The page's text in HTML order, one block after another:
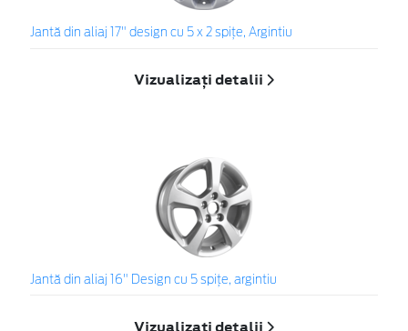
Jantă din aliaj 17" design cu 5 x 2 spiţe, Argintiu
Vizualizați detalii
Jantă din aliaj 16" Design cu 5 spiţe, argintiu
Vizualizați detalii